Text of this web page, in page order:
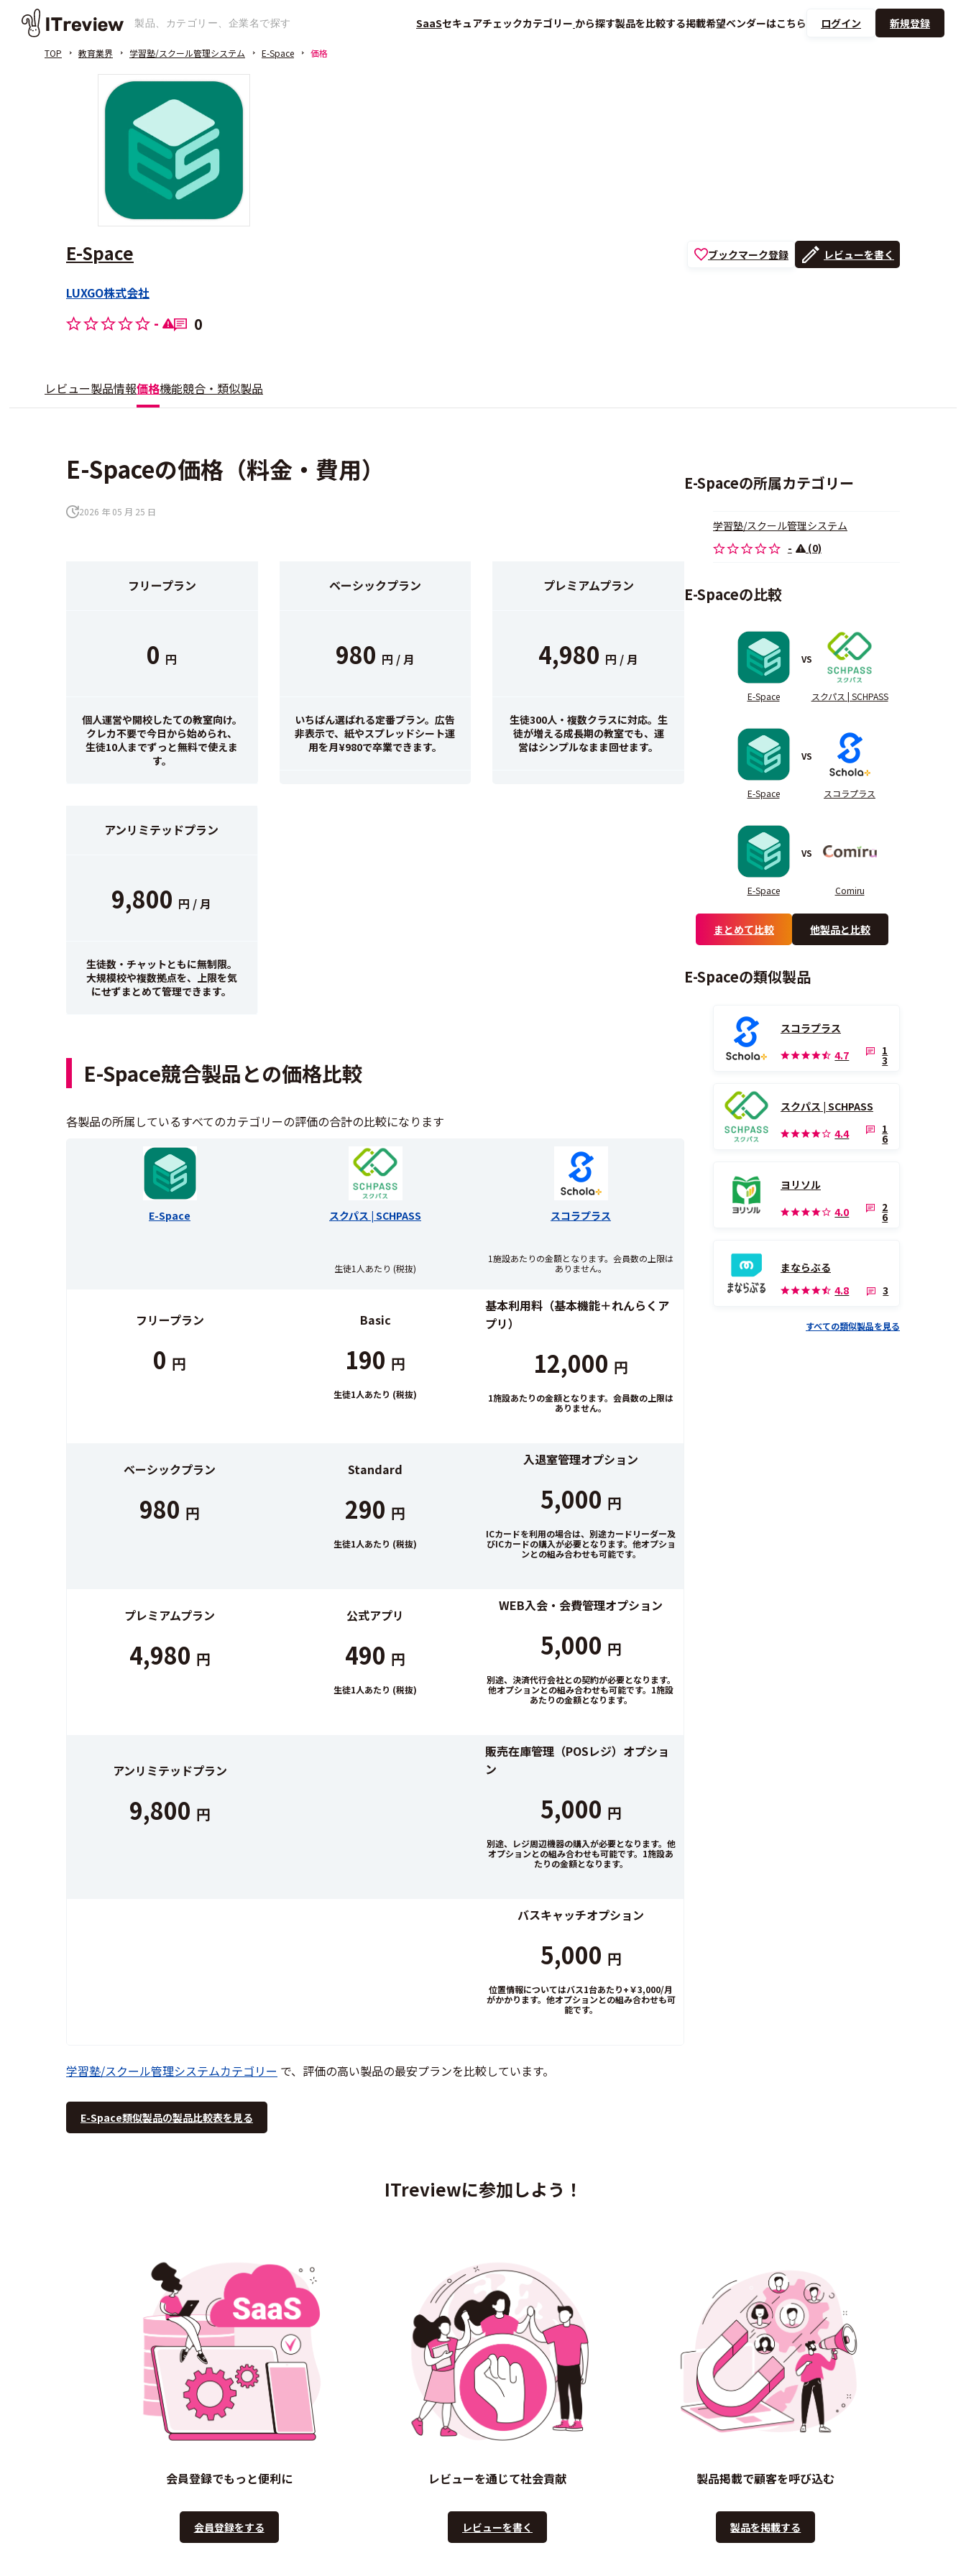
SaaSセキュアチェックカテゴリー から探す製品を比較する掲載希望ベンダーはこちら ログイン 新規登録
TOP 教育業界 学習塾/スクール管理システム E-Space 価格
E-Space
LUXGO株式会社
- 0
ブックマーク登録 レビューを書く
レビュー製品情報価格機能競合・類似製品
E-Spaceの価格（料金・費用）
2026 年 05 月 25 日
フリープラン
0 円
個人運営や開校したての教室向け。
クレカ不要で今日から始められ、
生徒10人までずっと無料で使えま
す。
ベーシックプラン
980 円 / 月
いちばん選ばれる定番プラン。広告
非表示で、紙やスプレッドシート運
用を月¥980で卒業できます。
プレミアムプラン
4,980 円 / 月
生徒300人・複数クラスに対応。生
徒が増える成長期の教室でも、運
営はシンプルなまま回せます。
アンリミテッドプラン
9,800 円 / 月
生徒数・チャットともに無制限。
大規模校や複数拠点を、上限を気
にせずまとめて管理できます。
E-Space競合製品との価格比較
各製品の所属しているすべてのカテゴリーの評価の合計の比較になります
E-Space
フリープラン
0 円
ベーシックプラン
980 円
プレミアムプラン
4,980 円
アンリミテッドプラン
9,800 円
スクパス | SCHPASS
生徒1人あたり (税抜)
Basic
190 円
生徒1人あたり (税抜)
Standard
290 円
生徒1人あたり (税抜)
公式アプリ
490 円
生徒1人あたり (税抜)
スコラプラス
1施設あたりの金額となります。会員数の上限は
ありません。
基本利用料（基本機能＋れんらくア
プリ）
12,000 円
1施設あたりの金額となります。会員数の上限は
ありません。
入退室管理オプション
5,000 円
ICカードを利用の場合は、別途カードリーダー及
びICカードの購入が必要となります。他オプショ
ンとの組み合わせも可能です。
WEB入会・会費管理オプション
5,000 円
別途、決済代行会社との契約が必要となります。
他オプションとの組み合わせも可能です。1施設
あたりの金額となります。
販売在庫管理（POSレジ）オプショ
ン
5,000 円
別途、レジ周辺機器の購入が必要となります。他
オプションとの組み合わせも可能です。1施設あ
たりの金額となります。
バスキャッチオプション
5,000 円
位置情報についてはバス1台あたり+￥3,000/月
がかかります。他オプションとの組み合わせも可
能です。
学習塾/スクール管理システムカテゴリー で、評価の高い製品の最安プランを比較しています。
E-Space類似製品の製品比較表を見る
E-Spaceの所属カテゴリー
学習塾/スクール管理システム
-
(0)
E-Spaceの比較
E-Space
VS
スクパス | SCHPASS
E-Space
VS
スコラプラス
E-Space
VS
Comiru
まとめて比較 他製品と比較
E-Spaceの類似製品
スコラプラス
4.7
1
3
スクパス | SCHPASS
4.4
1
6
ヨリソル
4.0
2
6
まならぶる
4.8
3
すべての類似製品を見る
ITreviewに参加しよう！
会員登録でもっと便利に
会員登録をする
レビューを通じて社会貢献
レビューを書く
製品掲載で顧客を呼び込む
製品を掲載する